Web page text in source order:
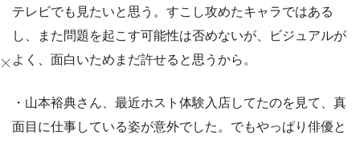
テレビでも見たいと思う。すこし攻めたキャラではある
し、また問題を起こす可能性は否めないが、ビジュアルが
よく、面白いためまだ許せると思うから。
・山本裕典さん、最近ホスト体験入店してたのを見て、真
面目に仕事している姿が意外でした。でもやっぱり俳優と